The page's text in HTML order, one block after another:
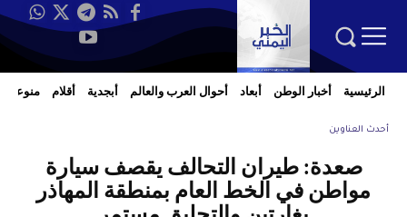
الرئيسية أخبار الوطن أبعاد أحوال العرب والعالم أبجدية أقلام منوعات
أحدث العناوين
صعدة: طيران التحالف يقصف سيارة
مواطن في الخط العام بمنطقة المهاذر